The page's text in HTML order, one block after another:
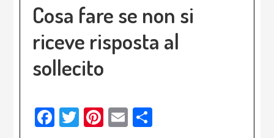
Cosa fare se non si
riceve risposta al
sollecito
Facebook
Twitter
Pinterest
Email